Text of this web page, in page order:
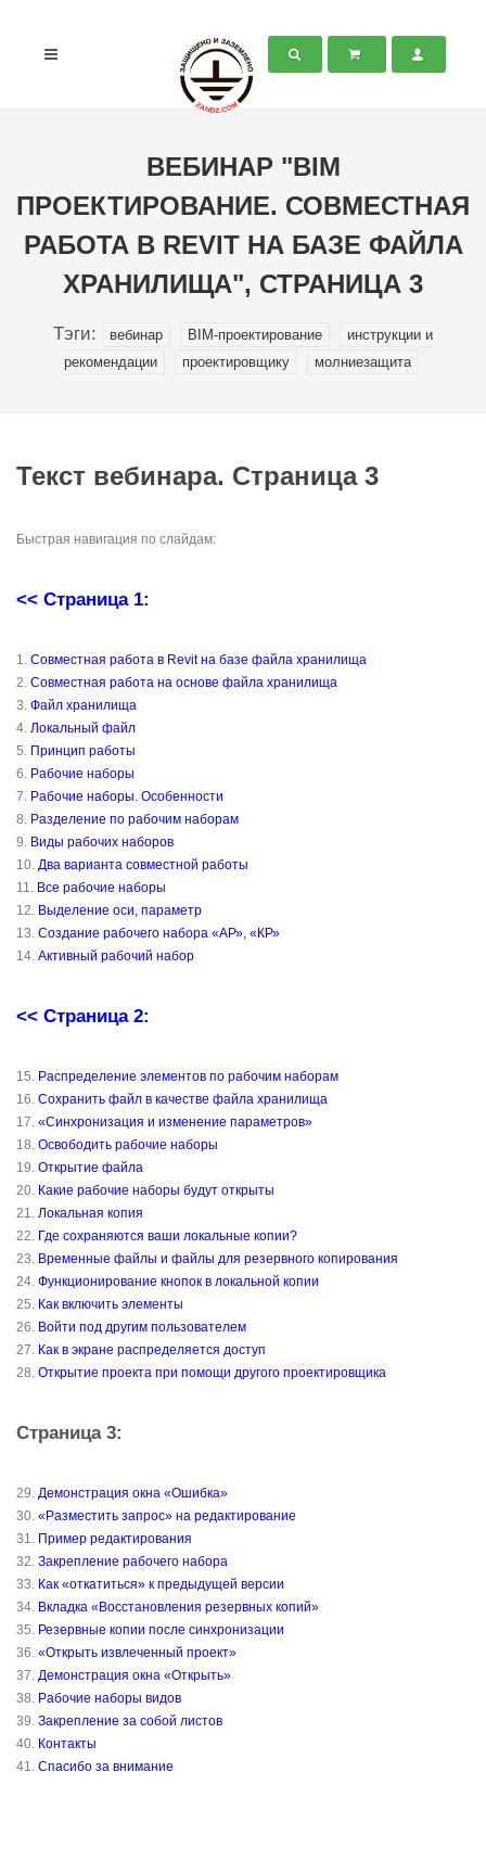
ВЕБИНАР "BIM
ПРОЕКТИРОВАНИЕ. СОВМЕСТНАЯ
РАБОТА В REVIT НА БАЗЕ ФАЙЛА
ХРАНИЛИЩА", СТРАНИЦА 3
Тэги: вебинар BIM-проектирование
инструкции и
рекомендации
проектировщику молниезащита
Текст вебинара. Страница 3
Быстрая навигация по слайдам:
<< Страница 1:
1. Совместная работа в Revit на базе файла хранилища
2. Совместная работа на основе файла хранилища
3. Файл хранилища
4. Локальный файл
5. Принцип работы
6. Рабочие наборы
7. Рабочие наборы. Особенности
8. Разделение по рабочим наборам
9. Виды рабочих наборов
10. Два варианта совместной работы
11. Все рабочие наборы
12. Выделение оси, параметр
13. Создание рабочего набора «АР», «КР»
14. Активный рабочий набор
<< Страница 2:
15. Распределение элементов по рабочим наборам
16. Сохранить файл в качестве файла хранилища
17. «Синхронизация и изменение параметров»
18. Освободить рабочие наборы
19. Открытие файла
20. Какие рабочие наборы будут открыты
21. Локальная копия
22. Где сохраняются ваши локальные копии?
23. Временные файлы и файлы для резервного копирования
24. Функционирование кнопок в локальной копии
25. Как включить элементы
26. Войти под другим пользователем
27. Как в экране распределяется доступ
28. Открытие проекта при помощи другого проектировщика
Страница 3:
29. Демонстрация окна «Ошибка»
30. «Разместить запрос» на редактирование
31. Пример редактирования
32. Закрепление рабочего набора
33. Как «откатиться» к предыдущей версии
34. Вкладка «Восстановления резервных копий»
35. Резервные копии после синхронизации
36. «Открыть извлеченный проект»
37. Демонстрация окна «Открыть»
38. Рабочие наборы видов
39. Закрепление за собой листов
40. Контакты
41. Спасибо за внимание